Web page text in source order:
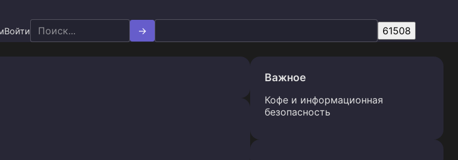
Войти
Search
for:
Важное
Кофе и информационная
безопасность